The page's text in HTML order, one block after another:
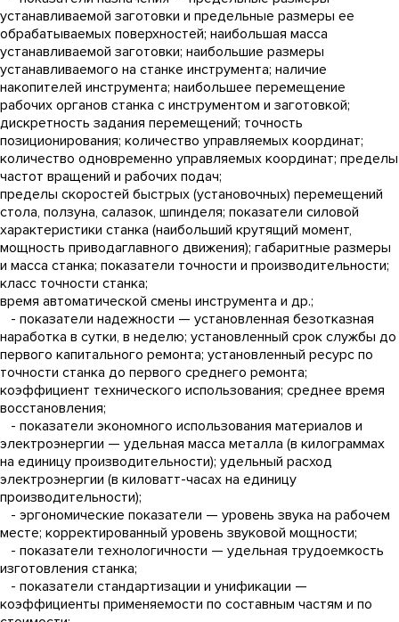
устанавливаемой заготовки и предельные размеры ее
обрабатываемых поверхностей; наибольшая масса
устанавливаемой заготовки; наибольшие размеры
устанавливаемого на станке инструмента; наличие
накопителей инструмента; наибольшее перемещение
рабочих органов станка с инструментом и заготовкой;
дискретность задания перемещений; точность
позиционирования; количество управляемых координат;
количество одновременно управляемых координат; пределы
частот вращений и рабочих подач;
пределы скоростей быстрых (установочных) перемещений
стола, ползуна, салазок, шпинделя; показатели силовой
характеристики станка (наибольший крутящий момент,
мощность приводаглавного движения); габаритные размеры
и масса станка; показатели точности и производительности;
класс точности станка;
время автоматической смены инструмента и др.;
- показатели надежности — установленная безотказная
наработка в сутки, в неделю; установленный срок службы до
первого капитального ремонта; установленный ресурс по
точности станка до первого среднего ремонта;
коэффициент технического использования; среднее время
восстановления;
- показатели экономного использования материалов и
электроэнергии — удельная масса металла (в килограммах
на единицу производительности); удельный расход
электроэнергии (в киловатт-часах на единицу
производительности);
- эргономические показатели — уровень звука на рабочем
месте; корректированный уровень звуковой мощности;
- показатели технологичности — удельная трудоемкость
изготовления станка;
- показатели стандартизации и унификации —
коэффициенты применяемости по составным частям и по